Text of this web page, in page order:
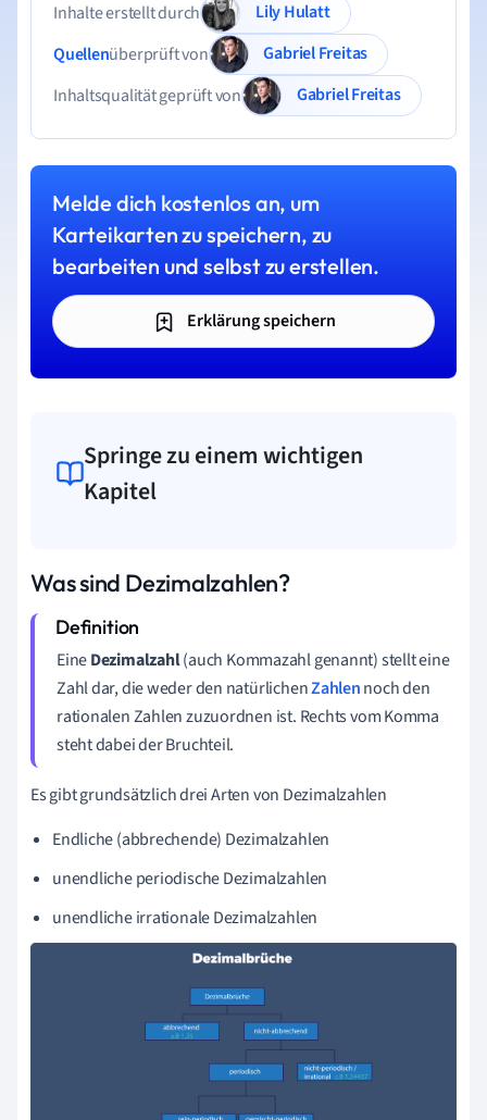
Inhalte erstellt durch
Lily Hulatt
Quellenüberprüft von
Gabriel Freitas
Inhaltsqualität geprüft von
Gabriel Freitas
Melde dich kostenlos an, um
Karteikarten zu speichern, zu
bearbeiten und selbst zu erstellen.
Erklärung speichern
Springe zu einem wichtigen
Kapitel
Was sind Dezimalzahlen?
EineDezimalzahl(auch Kommazahl genannt) stellt eine
Zahl dar, die weder den natürlichenZahlennoch den
rationalen Zahlen zuzuordnen ist. Rechts vom Komma
steht dabei der Bruchteil.
Es gibt grundsätzlich drei Arten von Dezimalzahlen
Endliche (abbrechende) Dezimalzahlen
unendliche periodische Dezimalzahlen
unendliche irrationale Dezimalzahlen